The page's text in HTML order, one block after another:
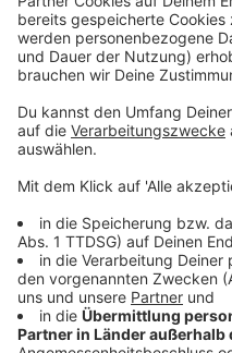
Die berühmte
Anzeige
Abos können Vorteile
Beispiel beim
machen, dass ich
seinen Preis. Auch wenn
teuer sind, in der Summe
besonders bei so
schwierig, den Überblick
Josef Tenhagen, etwa